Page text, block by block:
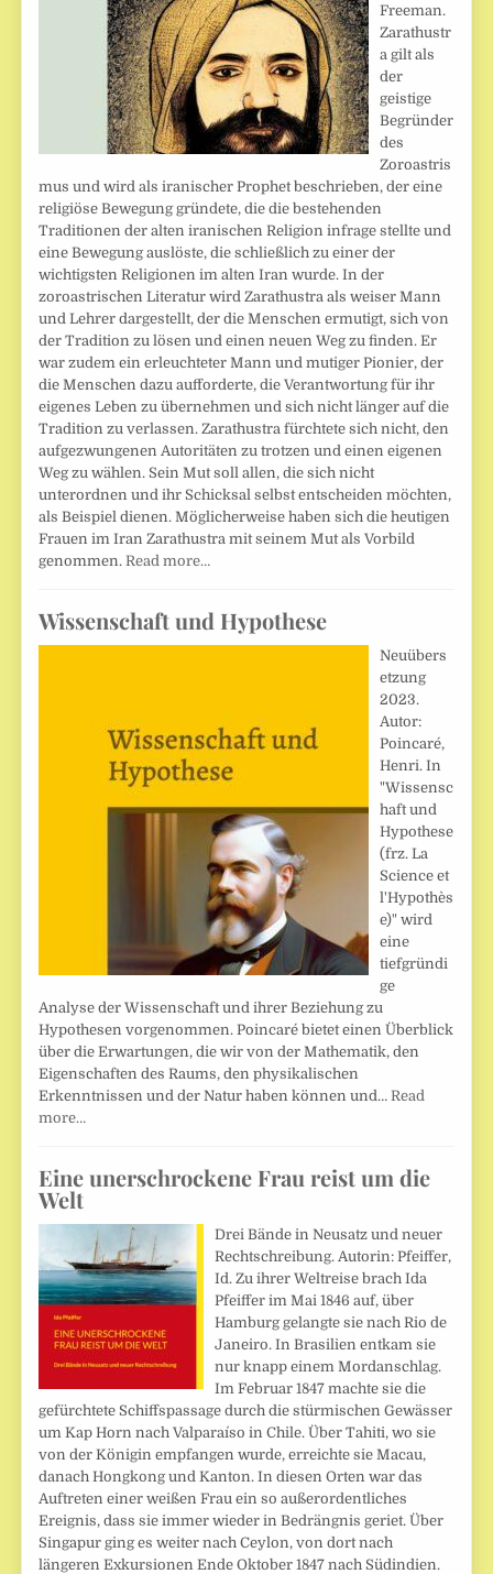
Freeman.
Zarathustr
a gilt als
der
geistige
Begründer
des
Zoroastris
mus und wird als iranischer Prophet beschrieben, der eine
religiöse Bewegung gründete, die die bestehenden
Traditionen der alten iranischen Religion infrage stellte und
eine Bewegung auslöste, die schließlich zu einer der
wichtigsten Religionen im alten Iran wurde. In der
zoroastrischen Literatur wird Zarathustra als weiser Mann
und Lehrer dargestellt, der die Menschen ermutigt, sich von
der Tradition zu lösen und einen neuen Weg zu finden. Er
war zudem ein erleuchteter Mann und mutiger Pionier, der
die Menschen dazu aufforderte, die Verantwortung für ihr
eigenes Leben zu übernehmen und sich nicht länger auf die
Tradition zu verlassen. Zarathustra fürchtete sich nicht, den
aufgezwungenen Autoritäten zu trotzen und einen eigenen
Weg zu wählen. Sein Mut soll allen, die sich nicht
unterordnen und ihr Schicksal selbst entscheiden möchten,
als Beispiel dienen. Möglicherweise haben sich die heutigen
Frauen im Iran Zarathustra mit seinem Mut als Vorbild
genommen. Read more…
Wissenschaft und Hypothese
Neuübers
etzung
2023.
Autor:
Poincaré,
Henri. In
"Wissensc
haft und
Hypothese
(frz. La
Science et
l'Hypothès
e)" wird
eine
tiefgründi
ge
Analyse der Wissenschaft und ihrer Beziehung zu
Hypothesen vorgenommen. Poincaré bietet einen Überblick
über die Erwartungen, die wir von der Mathematik, den
Eigenschaften des Raums, den physikalischen
Erkenntnissen und der Natur haben können und… Read
more…
Eine unerschrockene Frau reist um die
Welt
Drei Bände in Neusatz und neuer
Rechtschreibung. Autorin: Pfeiffer,
Id. Zu ihrer Weltreise brach Ida
Pfeiffer im Mai 1846 auf, über
Hamburg gelangte sie nach Rio de
Janeiro. In Brasilien entkam sie
nur knapp einem Mordanschlag.
Im Februar 1847 machte sie die
gefürchtete Schiffspassage durch die stürmischen Gewässer
um Kap Horn nach Valparaíso in Chile. Über Tahiti, wo sie
von der Königin empfangen wurde, erreichte sie Macau,
danach Hongkong und Kanton. In diesen Orten war das
Auftreten einer weißen Frau ein so außerordentliches
Ereignis, dass sie immer wieder in Bedrängnis geriet. Über
Singapur ging es weiter nach Ceylon, von dort nach
längeren Exkursionen Ende Oktober 1847 nach Südindien.